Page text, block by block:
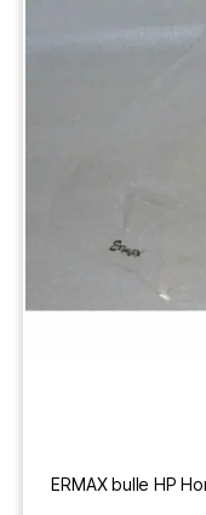
ERMAX bulle HP